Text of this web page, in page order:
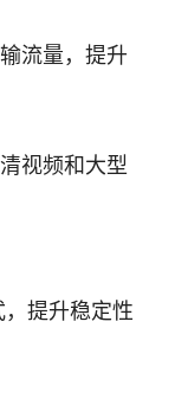
流量，提升
视频和大型
提升稳定性